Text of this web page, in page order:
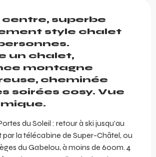
centre, superbe
style chalet
un chalet,
montagne
cheminée
soirées cosy. Vue
du Soleil : retour à ski jusqu'au
par la télécabine de Super-Châtel, ou
du Gabelou, à moins de 600m. 4